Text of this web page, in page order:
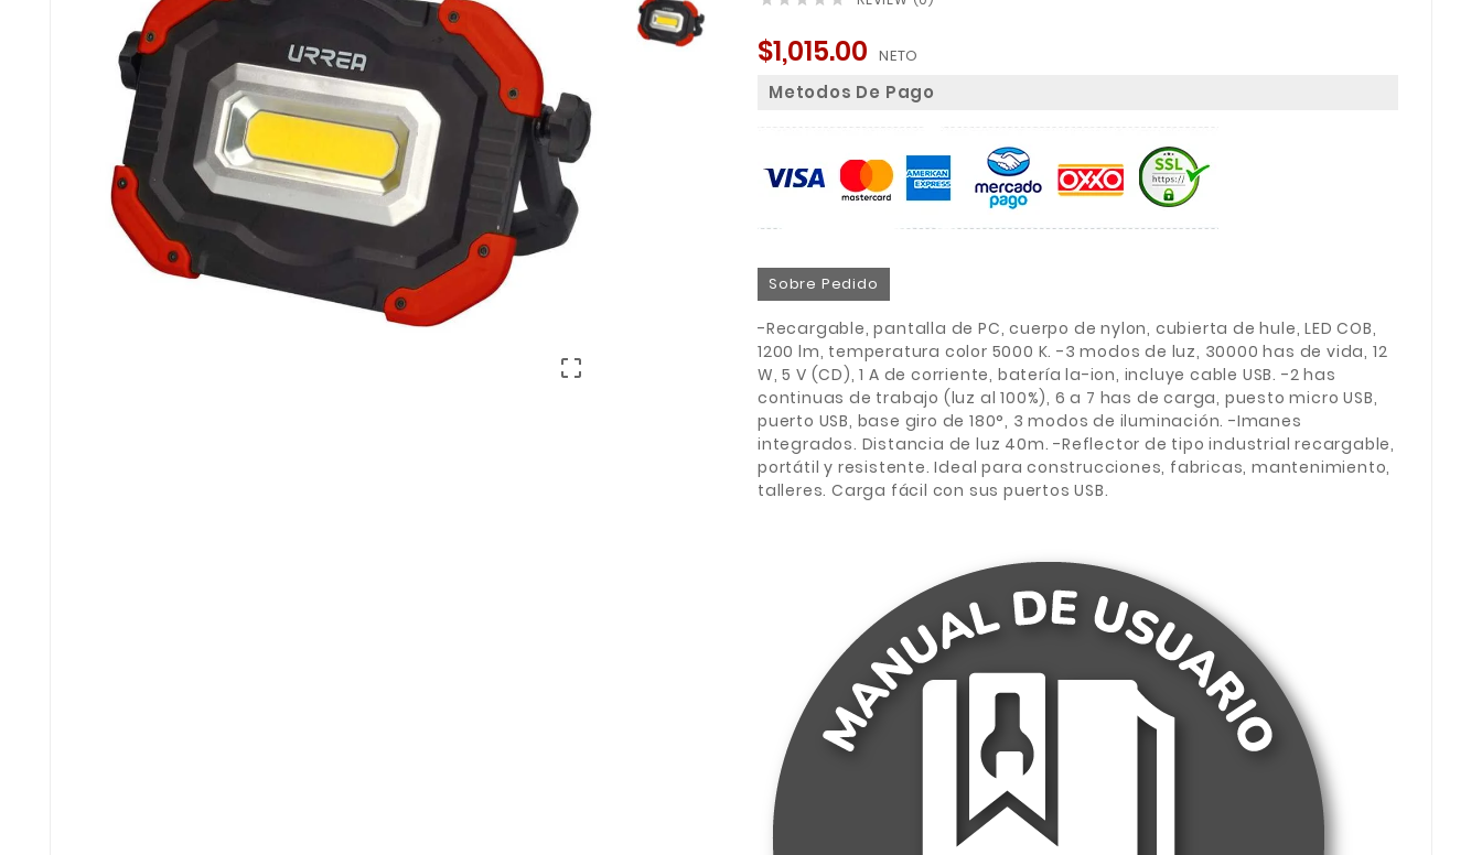

$1,015.00 NETO
Metodos De Pago
Sobre Pedido
-Recargable, pantalla de PC, cuerpo de nylon, cubierta de hule, LED COB,
1200 lm, temperatura color 5000 K. -3 modos de luz, 30000 has de vida, 12
W, 5 V (CD), 1 A de corriente, batería la-ion, incluye cable USB. -2 has
continuas de trabajo (luz al 100%), 6 a 7 has de carga, puesto micro USB,
puerto USB, base giro de 180°, 3 modos de iluminación. -Imanes
integrados. Distancia de luz 40m. -Reflector de tipo industrial recargable,
portátil y resistente. Ideal para construcciones, fabricas, mantenimiento,
talleres. Carga fácil con sus puertos USB.